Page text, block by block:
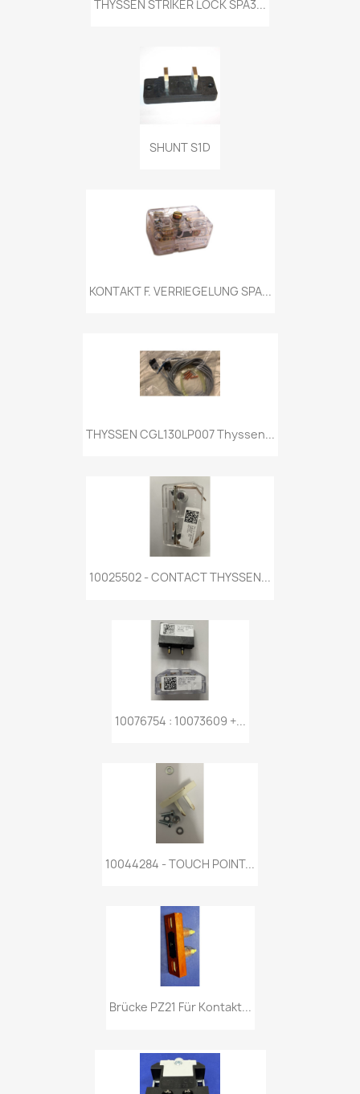
THYSSEN STRIKER LOCK SPA3...
SHUNT S1D
KONTAKT F. VERRIEGELUNG SPA...
THYSSEN CGL130LP007 Thyssen...
10025502 - CONTACT THYSSEN...
10076754 : 10073609 +...
10044284 - TOUCH POINT...
Brücke PZ21 Für Kontakt...